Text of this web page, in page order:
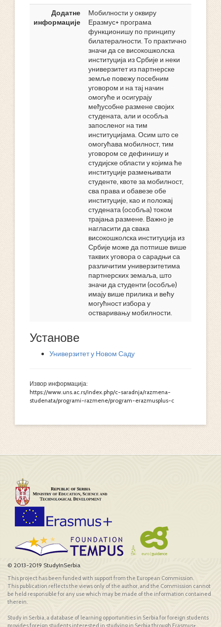
Додатне
информације
Мобилности у оквиру
Еразмус+ програма
функционишу по принципу
билатералности. То практично
значи да се високошколска
институција из Србије и неки
универзитет из партнерске
земље повежу посебним
уговором и на тај начин
омогуће и осигурају
међусобне размене својих
студената, али и особља
запосленог на тим
институцијама. Осим што се
омогућава мобилност, тим
уговором се дефинишу и
студијске области у којима ће
институције размењивати
студенте, квоте за мобилност,
сва права и обавезе обе
институције, као и положај
студената (особља) током
трајања размене. Важно је
нагласити да свака
високошколска институција из
Србије може да потпише више
таквих уговора о сарадњи са
различитим универзитетима
партнерских земаља, што
значи да студенти (особље)
имају више прилика и већу
могућност избора у
остваривању мобилности.
Установе
Универзитет у Новом Саду
Извор информација:
https://www.uns.ac.rs/index.php/c-saradnja/razmena-
studenata/programi-razmene/program-erazmusplus-c
© 2013-2019 StudyInSerbia
This project has been funded with support from the European Commission.
This publication reflects the views only of the author, and the Commission cannot
be held responsible for any use which may be made of the information contained
therein.
Study in Serbia, a database of learning opportunities in Serbia for foreign students
provides foreign students interested in studying in Serbia through Erasmus+